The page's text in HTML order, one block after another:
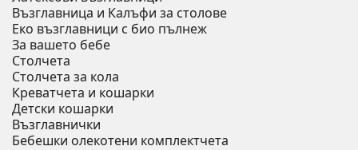
Възглавница и Калъфи за столове
Еко възглавници с био пълнеж
За вашето бебе
Столчета
Столчета за кола
Креватчета и кошарки
Детски кошарки
Възглавнички
Бебешки oлекотени комплектчета